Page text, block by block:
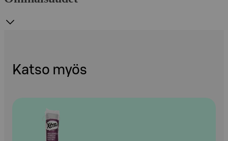
Katso myös